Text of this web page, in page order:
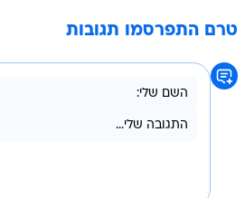
טרם התפרסמו תגובות